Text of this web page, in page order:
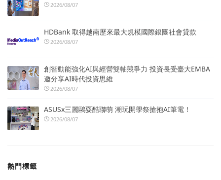
2026/08/07
HDBank 取得越南歷來最大規模國際銀團社會貸款
2026/08/07
創智動能強化AI與經營雙軸競爭力 投資長受臺大EMBA
邀分享AI時代投資思維
2026/08/07
ASUSx三麗鷗耍酷聯萌 潮玩開學祭搶抱AI筆電！
2026/08/07
熱門標籤